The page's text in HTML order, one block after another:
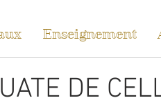
Enseignement
DE